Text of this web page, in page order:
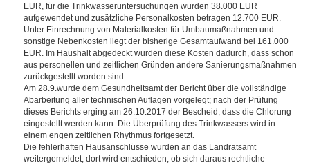
EUR, für die Trinkwasseruntersuchungen wurden 38.000 EUR
aufgewendet und zusätzliche Personalkosten betragen 12.700 EUR.
Unter Einrechnung von Materialkosten für Umbaumaßnahmen und
sonstige Nebenkosten liegt der bisherige Gesamtaufwand bei 161.000
EUR. Im Haushalt abgedeckt wurden diese Kosten dadurch, dass schon
aus personellen und zeitlichen Gründen andere Sanierungsmaßnahmen
zurückgestellt worden sind.
Am 28.9.wurde dem Gesundheitsamt der Bericht über die vollständige
Abarbeitung aller technischen Auflagen vorgelegt; nach der Prüfung
dieses Berichts erging am 26.10.2017 der Bescheid, dass die Chlorung
eingestellt werden kann. Die Überprüfung des Trinkwassers wird in
einem engen zeitlichen Rhythmus fortgesetzt.
Die fehlerhaften Hausanschlüsse wurden an das Landratsamt
weitergemeldet; dort wird entschieden, ob sich daraus rechtliche